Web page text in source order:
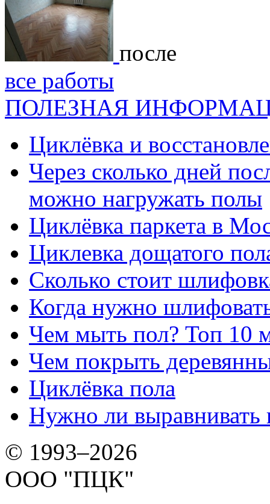
после
все работы
ПОЛЕЗНАЯ
Циклёвка и
Через сколько дней
можно нагружать полы
Циклёвка паркета в
Циклевка дощатого
Сколько стоит
Когда нужно
Чем мыть пол? Топ 10
Чем покрыть
Циклёвка пола
Нужно ли выравнивать
© 1993–2026
ООО "ПЦК"